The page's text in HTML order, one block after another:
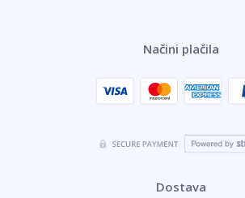
Načini plačila
Dostava